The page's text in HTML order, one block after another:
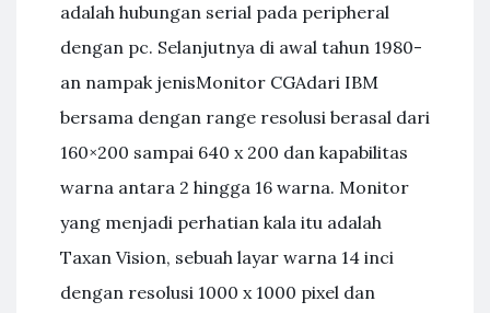
adalah hubungan serial pada peripheral
dengan pc. Selanjutnya di awal tahun 1980-
an nampak jenisMonitor CGAdari IBM
bersama dengan range resolusi berasal dari
160×200 sampai 640 x 200 dan kapabilitas
warna antara 2 hingga 16 warna. Monitor
yang menjadi perhatian kala itu adalah
Taxan Vision, sebuah layar warna 14 inci
dengan resolusi 1000 x 1000 pixel dan